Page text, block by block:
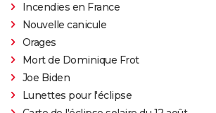
Incendies en France
Nouvelle canicule
Orages
Mort de Dominique Frot
Joe Biden
Lunettes pour l'éclipse